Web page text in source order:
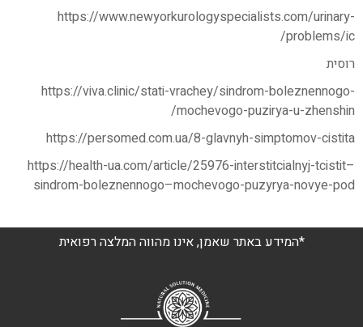
https://www.newyorkurologyspecialists.com/urinary-
problems/ic/
רוסית
https://viva.clinic/stati-vrachey/sindrom-boleznennogo-
mochevogo-puzirya-u-zhenshin/
https://persomed.com.ua/8-glavnyh-simptomov-cistita
https://health-ua.com/article/25976-interstitcialnyj-tcistit–
sindrom-boleznennogo–mochevogo-puzyrya-novye-pod
*המידע באתר שאמן, אינו מהווה המלצה רפואית